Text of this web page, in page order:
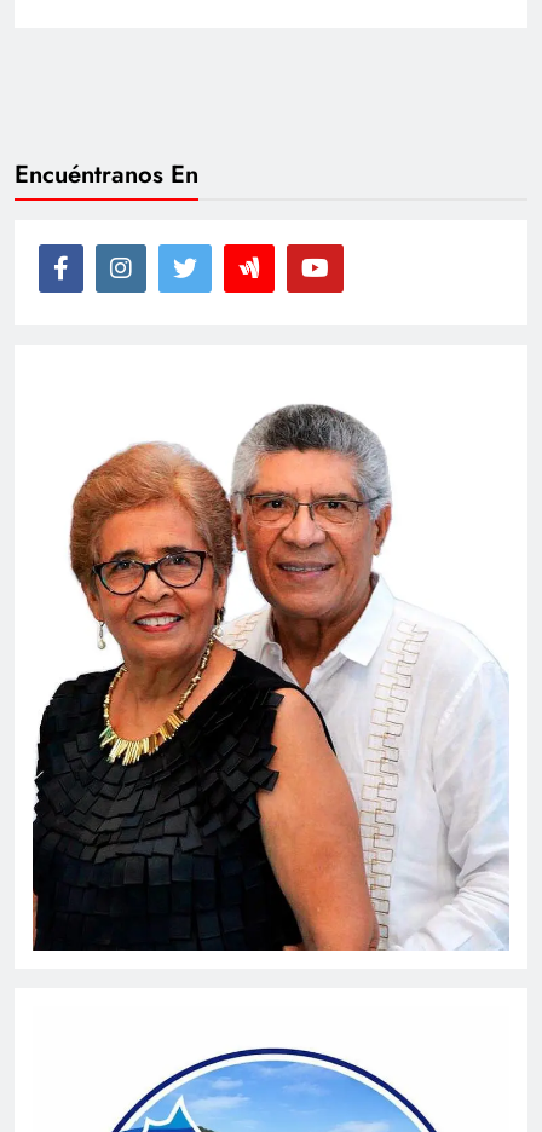
Encuéntranos En